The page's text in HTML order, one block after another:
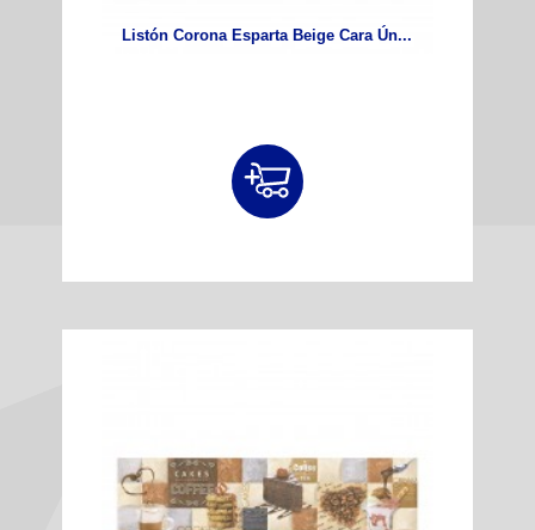
Listón Corona Esparta Beige Cara Ún...